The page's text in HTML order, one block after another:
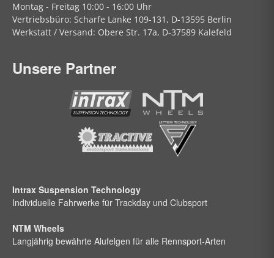
Montag - Freitag 10:00 - 16:00 Uhr
Vertriebsbüro: Scharfe Lanke 109-131, D-13595 Berlin
Werkstatt / Versand: Obere Str. 17a, D-37589 Kalefeld
Unsere Partner
Intrax Suspension Technology
Individuelle Fahrwerke für Trackday und Clubsport
NTM Wheels
Langjährig bewährte Alufelgen für alle Rennsport-Arten